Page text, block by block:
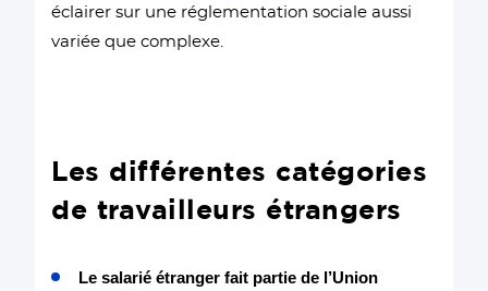
éclairer sur une réglementation sociale aussi
variée que complexe.
Les différentes catégories
de travailleurs étrangers
Le salarié étranger fait partie de l’Union